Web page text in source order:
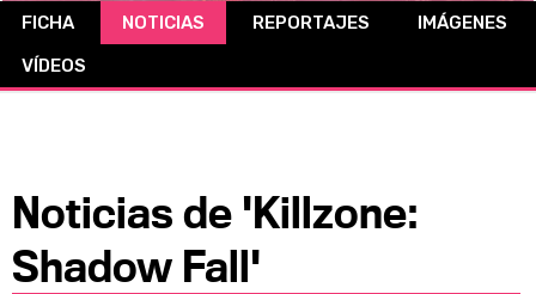
CÓMICS
FICHA NOTICIAS REPORTAJES
IMÁGENES
VÍDEOS
Noticias de 'Killzone:
Shadow Fall'